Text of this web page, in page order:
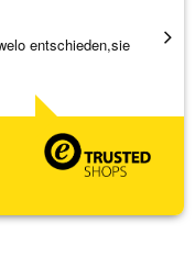
entschieden,sie